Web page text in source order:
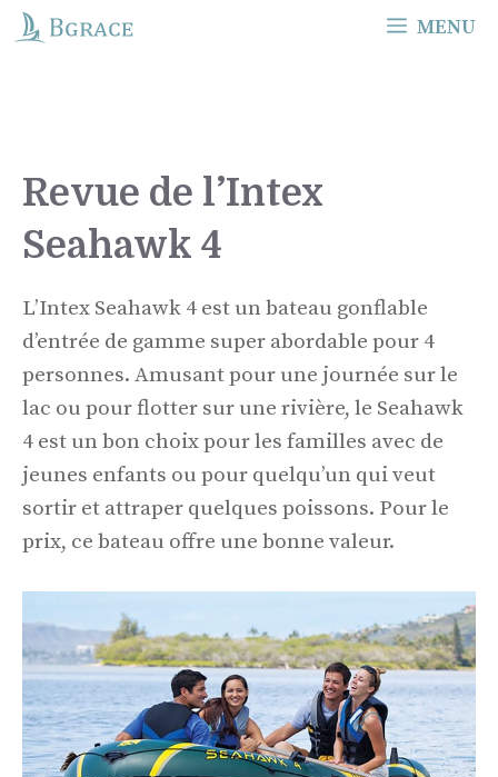
Skip
to
MENU
Revue de l’Intex
Seahawk 4
L’Intex Seahawk 4 est un bateau gonflable
d’entrée de gamme super abordable pour 4
personnes. Amusant pour une journée sur le
lac ou pour flotter sur une rivière, le Seahawk
4 est un bon choix pour les familles avec de
jeunes enfants ou pour quelqu’un qui veut
sortir et attraper quelques poissons. Pour le
prix, ce bateau offre une bonne valeur.